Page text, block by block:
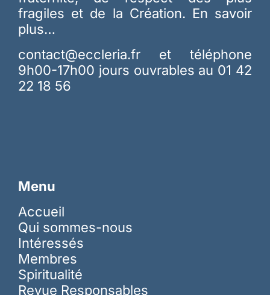
fragiles et de la Création. En savoir
plus…
contact@eccleria.fr et téléphone
9h00-17h00 jours ouvrables au 01 42
22 18 56
Menu
Accueil
Qui sommes-nous
Intéressés
Membres
Spiritualité
Revue Responsables